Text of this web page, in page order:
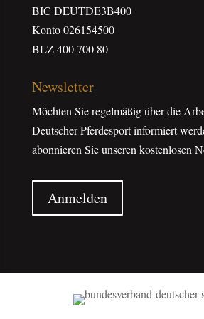
BIC DEUTDE3B400
Konto 026154500
BLZ 400 700 80
Newsletter
Möchten Sie regelmäßig über die
Deutscher Pferdesport informiert
abonnieren Sie unseren kostenlosen
Anmelden